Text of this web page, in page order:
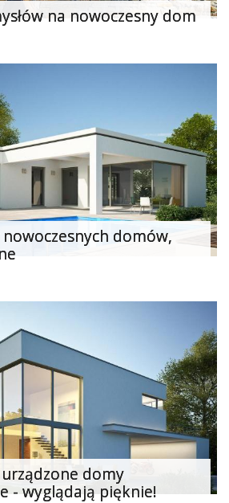
na nowoczesny dom
domów,
domy
- wyglądają pięknie!